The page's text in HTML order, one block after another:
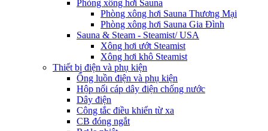
Phòng xông hơi Sauna
Phòng xông hơi Sauna Thương Mại
Phòng xông hơi Sauna Gia Đình
Sauna & Steam - Steamist/ USA
Xông hơi ướt Steamist
Xông hơi khô Steamist
Thiết bị điện và phụ kiện
Ống luồn điện và phụ kiện
Hộp nối cáp dây điện chống nước
Dây điện
Công tắc điều khiển từ xa
CB đóng ngắt